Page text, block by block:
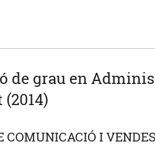
de grau en
COMUNICACIÓ I VENDES